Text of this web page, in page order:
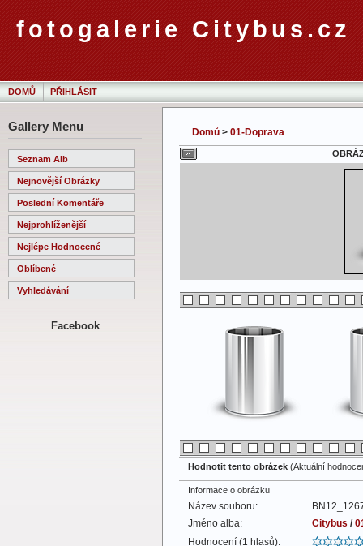
fotogalerie Citybus.cz
DOMŮ PŘIHLÁSIT
Gallery Menu
Seznam Alb
Nejnovější Obrázky
Poslední Komentáře
Nejprohlíženější
Nejlépe Hodnocené
Oblíbené
Vyhledávání
Facebook
Domů > 01-Doprava
Hodnotit tento obrázek (Aktuální
Informace o obrázku
Název souboru:
Jméno alba:
Citybus /
Hodnocení (1 hlasů):